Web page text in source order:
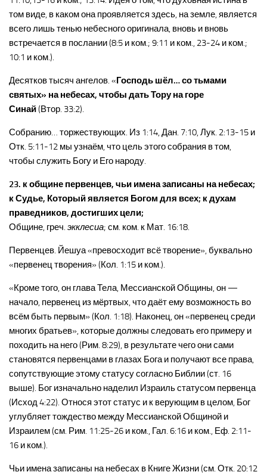
том виде, в каком она проявляется здесь, на земле, является
всего лишь тенью небесного оригинала, вновь и вновь
встречается в послании (8:5 и ком.; 9:11 и ком., 23-24 и ком.;
10:1 и ком.).
Десятков тысяч ангелов. « Господь шёл… со тьмами
святых» на небесах, чтобы дать Тору на горе
Синай(Втор. 33:2).
Собранию… торжествующих. Из 1:14, Дан. 7:10, Лук. 2:13-15 и
Отк. 5:11-12 мы узнаём, что цель этого собрания в том,
чтобы служить Богу и Его народу.
23. к общине первенцев, чьи имена записаны на небесах;
к Судье, Который является Богом для всех; к духам
праведников, достигших цели;
Общине, греч. экклесиа; см. ком. к Мат. 16:18.
Первенцев. Йешуа «превосходит всё творение», буквально
«первенец творения» (Кол. 1:15 и ком.).
«Кроме того, он глава Тела, Мессианской Общины, он —
начало, первенец из мёртвых, что даёт ему возможность во
всём быть первым» (Кол. 1:18). Наконец, он «первенец среди
многих братьев», которые должны следовать его примеру и
походить на него (Рим. 8:29), в результате чего они сами
становятся первенцами в глазах Бога и получают все права,
сопутствующие этому статусу согласно Библии (ст. 16
выше). Бог изначально наделил Израиль статусом первенца
(Исход 4:22). Относя этот статус и к верующим в целом, Бог
углубляет тождество между Мессианской Общиной и
Израилем (см. Рим. 11:25-26 и ком., Гал. 6:16 и ком., Еф. 2:11-
16 и ком.).
Чьи имена записаны на небесах в Книге Жизни (см. Отк. 20:12